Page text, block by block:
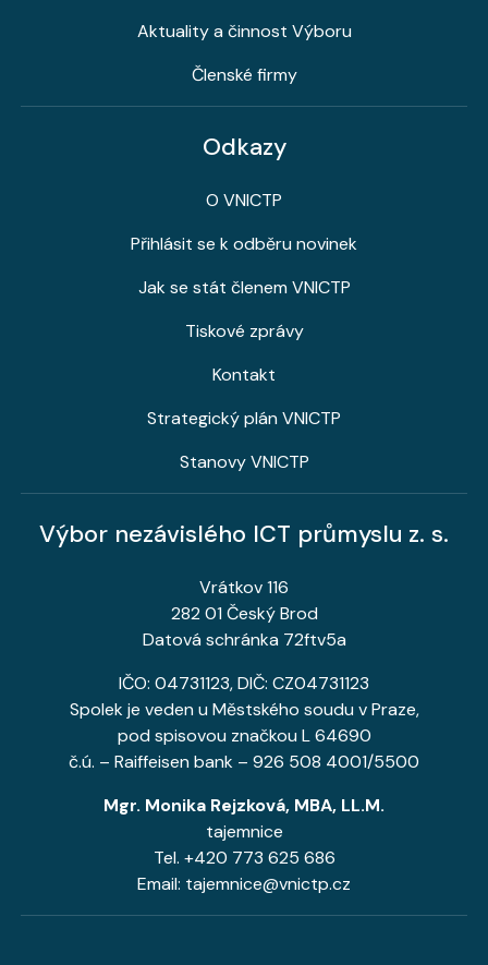
Aktuality a činnost Výboru
Členské firmy
Odkazy
O VNICTP
Přihlásit se k odběru novinek
Jak se stát členem VNICTP
Tiskové zprávy
Kontakt
Strategický plán VNICTP
Stanovy VNICTP
Výbor nezávislého ICT průmyslu z. s.
Vrátkov 116
282 01 Český Brod
Datová schránka 72ftv5a
IČO: 04731123, DIČ: CZ04731123
Spolek je veden u Městského soudu v Praze,
pod spisovou značkou L 64690
č.ú. – Raiffeisen bank – 926 508 4001/5500
Mgr. Monika Rejzková, MBA, LL.M.
tajemnice
Tel. +420 773 625 686
Email: tajemnice@vnictp.cz